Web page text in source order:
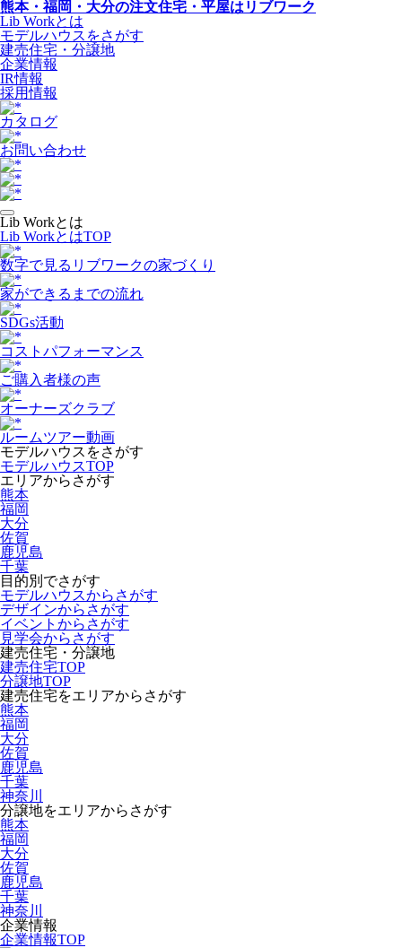
熊本・福岡・大分の注文住宅・平屋はリブワーク
Lib Workとは
モデルハウスをさがす
建売住宅・分譲地
企業情報
IR情報
採用情報
カタログ
お問い合わせ
Lib Workとは
Lib WorkとはTOP
数字で⾒るリブワークの家づくり
家ができるまでの流れ
SDGs活動
コストパフォーマンス
ご購入者様の声
オーナーズクラブ
ルームツアー動画
モデルハウスをさがす
モデルハウスTOP
エリアからさがす
熊本
福岡
大分
佐賀
鹿児島
千葉
目的別でさがす
モデルハウスからさがす
デザインからさがす
イベントからさがす
見学会からさがす
建売住宅・分譲地
建売住宅TOP
分譲地TOP
建売住宅をエリアからさがす
熊本
福岡
大分
佐賀
鹿児島
千葉
神奈川
分譲地をエリアからさがす
熊本
福岡
大分
佐賀
鹿児島
千葉
神奈川
企業情報
企業情報TOP